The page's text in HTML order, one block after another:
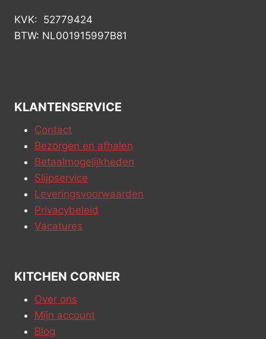
KVK: 52779424
BTW: NL001915997B81
KLANTENSERVICE
Contact
Bezorgen en afhalen
Betaalmogelijkheden
Slijpservice
Leveringsvoorwaarden
Privacybeleid
Vacatures
KITCHEN CORNER
Over ons
Mijn account
Blog